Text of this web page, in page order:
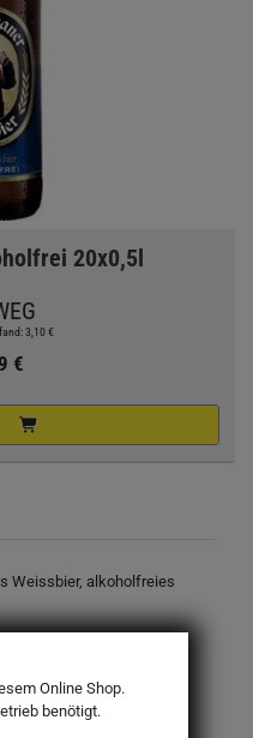
20x0,5l
3,10 €
€
Weissbier, alkoholfreies
Online Shop.
benötigt.